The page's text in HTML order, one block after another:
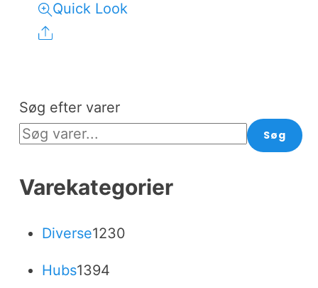
Quick Look
Share
Søg efter varer
Søg
Varekategorier
Diverse1230
Hubs1394